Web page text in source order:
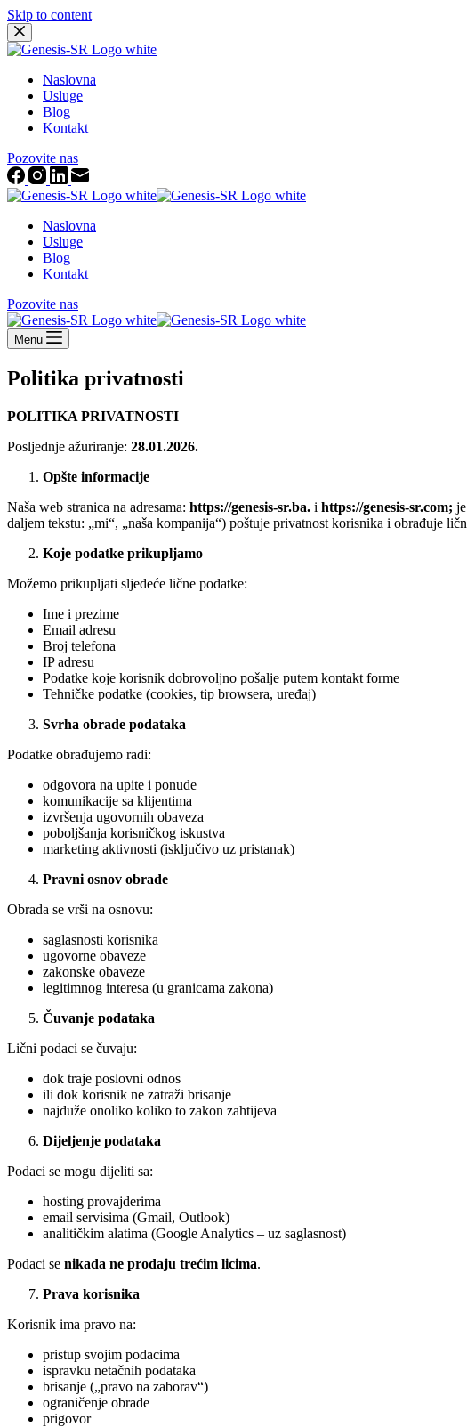
Skip to content
Naslovna
Usluge
Blog
Kontakt
Pozovite nas
Naslovna
Usluge
Blog
Kontakt
Pozovite nas
Menu
Politika privatnosti
POLITIKA PRIVATNOSTI
Posljednje ažuriranje: 28.01.2026.
Opšte informacije
Naša web stranica na adresama: https://genesis-sr.ba. i https://genesis-sr.com;
daljem tekstu: „mi“, „naša kompanija“) poštuje privatnost korisnika i obrađuje
Koje podatke prikupljamo
Možemo prikupljati sljedeće lične podatke:
Ime i prezime
Email adresu
Broj telefona
IP adresu
Podatke koje korisnik dobrovoljno pošalje putem kontakt forme
Tehničke podatke (cookies, tip browsera, uređaj)
Svrha obrade podataka
Podatke obrađujemo radi:
odgovora na upite i ponude
komunikacije sa klijentima
izvršenja ugovornih obaveza
poboljšanja korisničkog iskustva
marketing aktivnosti (isključivo uz pristanak)
Pravni osnov obrade
Obrada se vrši na osnovu:
saglasnosti korisnika
ugovorne obaveze
zakonske obaveze
legitimnog interesa (u granicama zakona)
Čuvanje podataka
Lični podaci se čuvaju:
dok traje poslovni odnos
ili dok korisnik ne zatraži brisanje
najduže onoliko koliko to zakon zahtijeva
Dijeljenje podataka
Podaci se mogu dijeliti sa:
hosting provajderima
email servisima (Gmail, Outlook)
analitičkim alatima (Google Analytics – uz saglasnost)
Podaci se nikada ne prodaju trećim licima.
Prava korisnika
Korisnik ima pravo na:
pristup svojim podacima
ispravku netačnih podataka
brisanje („pravo na zaborav“)
ograničenje obrade
prigovor